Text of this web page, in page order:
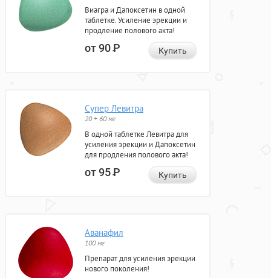
Виагра и Дапоксетин в одной
таблетке. Усиление эрекции и
продление полового акта!
от 90Р Купить
Супер Левитра
20 + 60 мг
В одной таблетке Левитра для
усиления эрекции и Дапоксетин
для продления полового акта!
от 95Р Купить
Аванафил
100 мг
Препарат для усиления эрекции
нового поколения!